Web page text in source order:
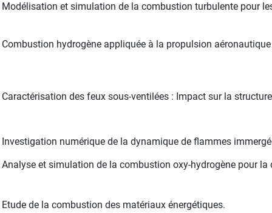
Modélisation et simulation de la combustion turbulente pour
Combustion hydrogène appliquée à la propulsion
Caractérisation des feux sous-ventilées : Impact sur la
Investigation numérique de la dynamique de flammes
Analyse et simulation de la combustion oxy-hydrogène pour
Etude de la combustion des matériaux énergétiques.